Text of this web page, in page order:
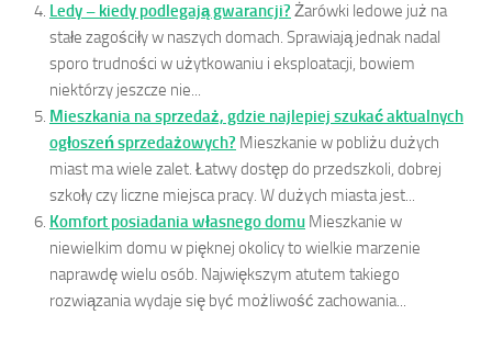
Ledy – kiedy podlegają gwarancji? Żarówki ledowe już na
stałe zagościły w naszych domach. Sprawiają jednak nadal
sporo trudności w użytkowaniu i eksploatacji, bowiem
niektórzy jeszcze nie...
Mieszkania na sprzedaż, gdzie najlepiej szukać aktualnych
ogłoszeń sprzedażowych? Mieszkanie w pobliżu dużych
miast ma wiele zalet. Łatwy dostęp do przedszkoli, dobrej
szkoły czy liczne miejsca pracy. W dużych miasta jest...
Komfort posiadania własnego domu Mieszkanie w
niewielkim domu w pięknej okolicy to wielkie marzenie
naprawdę wielu osób. Największym atutem takiego
rozwiązania wydaje się być możliwość zachowania...